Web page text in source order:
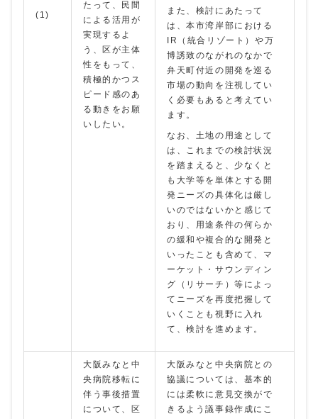
(1)
たって、民間
による活用が
実現するよ
う、区が主体
性をもって、
積極的かつス
ピード感のあ
る動きをお願
いしたい。
また、検討にあたって
は、本市湾岸部における
IR（統合リゾート）や万
博誘致のながれのなかで
弁天町付近の開発を巡る
市場の動向を注視してい
く必要もあると考えてい
ます。
なお、土地の用途として
は、これまでの検討状況
を踏まえると、少なくと
も大学等を単体とする開
発ニーズの具体化は厳し
いのではないかと感じて
おり、用途条件の何らか
の緩和や複合的な開発と
いったことも含めて、マ
ーケット・サウンディン
グ（リサーチ）等によっ
てニーズを再度把握して
いくことも視野に入れ
て、検討を進めます。
大阪みなと中
央病院移転に
伴う事後措置
について、区
大阪みなと中央病院との
協議については、基本的
には柔軟に意見交換がで
きるよう議事録作成にこ